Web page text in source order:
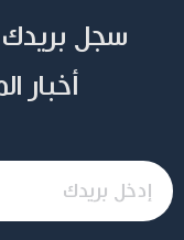
سجل بريدك
أخبار